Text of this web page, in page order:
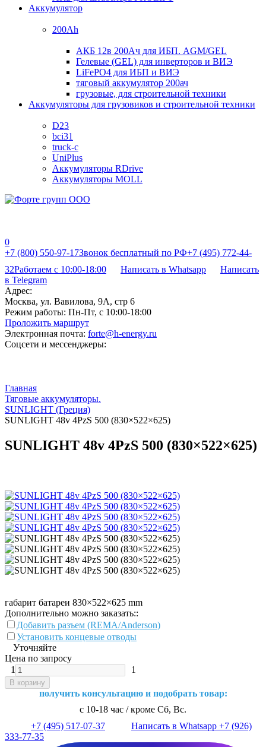
Аккумулятор
200Ah
АКБ 12в 200Ач для ИБП. AGM/GEL
Гелевые (GEL) для инверторов и ВИЭ
LiFePO4 для ИБП и ВИЭ
тяговый аккумулятор 200ач
грузовые, для строительной техники
Аккумуляторы для грузовиков и строительной техники
D23
bci31
truck-c
UniPlus
Аккумуляторы RDrive
Аккумуляторы MOLL
0
+7 (800) 550-97-17Звонок бесплатный по РФ+7 (495) 772-44-
32Работаем с 10:00-18:00 Написать в Whatsapp
Написать
в Telegram
Адрес:
Москва, ул. Вавилова, 9А, стр 6
Режим работы: Пн-Пт, с 10:00-18:00
Проложить маршрут
Электронная почта: forte@h-energy.ru
Соцсети и мессенджеры:
Главная
Тяговые аккумуляторы.
SUNLIGHT (Греция)
SUNLIGHT 48v 4PzS 500 (830×522×625)
SUNLIGHT 48v 4PzS 500 (830×522×625)
габарит батареи 830×522×625 mm
Дополнительно можно заказать::
Добавить разъем (REMA/Anderson)
Установить концевые отводы
Уточняйте
Цена по запросу
1
1
В корзину
получить консультацию и подобрать товар:
с 10-18 час / кроме Сб, Вс.
+7 (495) 517-07-37
Написать в Whatsapp +7 (926)
333-77-35